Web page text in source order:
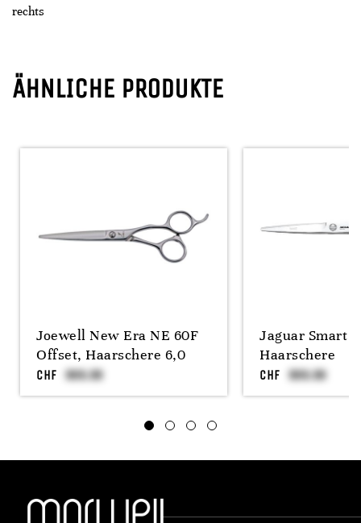
rechts
ÄHNLICHE PRODUKTE
Joewell New Era NE 60F
Offset, Haarschere 6,0
CHF
Jaguar Smart
Haarschere
CHF